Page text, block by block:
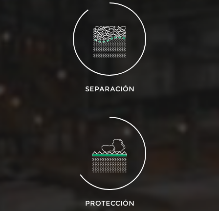
SEPARACIÓN
PROTECCIÓN